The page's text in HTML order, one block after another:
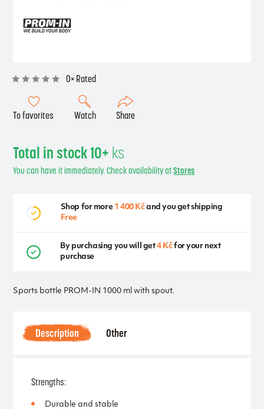
0× Rated
To favorites Watch Share
Sports bottle PROM-IN 1000 ml with spout.
Total in stock 10+ ks
You can have it immediately. Check availability atStores
Shop for more 1 400 Kčand you get shipping
Free
By purchasing you will get4 Kčfor your next
purchase
Description Other
Strengths:
Durable and stable